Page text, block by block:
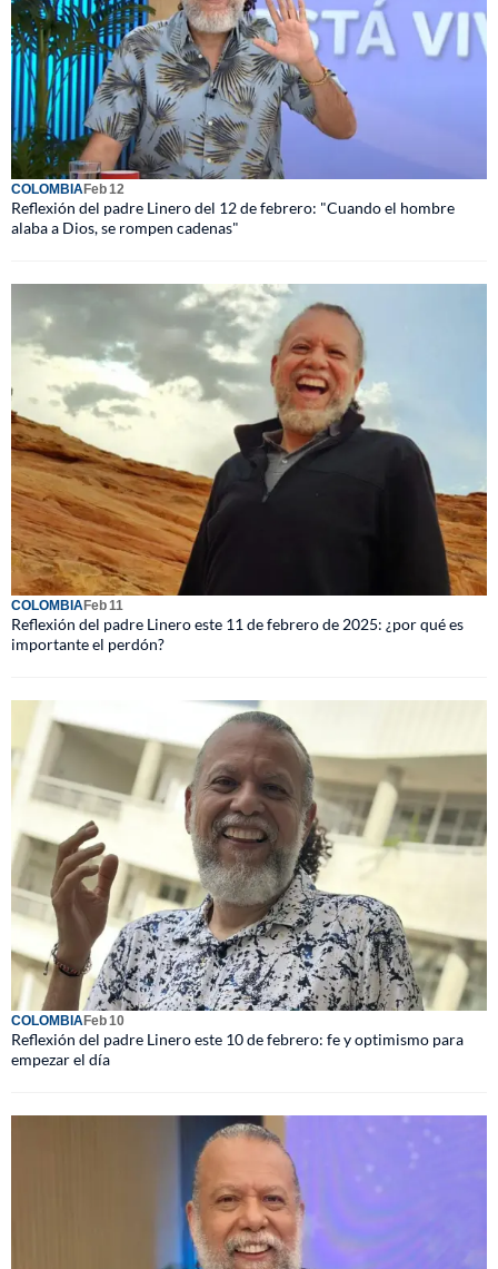
COLOMBIAFeb 12
Reflexión del padre Linero del 12 de febrero: "Cuando el hombre
alaba a Dios, se rompen cadenas"
COLOMBIAFeb 11
Reflexión del padre Linero este 11 de febrero de 2025: ¿por qué es
importante el perdón?
COLOMBIAFeb 10
Reflexión del padre Linero este 10 de febrero: fe y optimismo para
empezar el día